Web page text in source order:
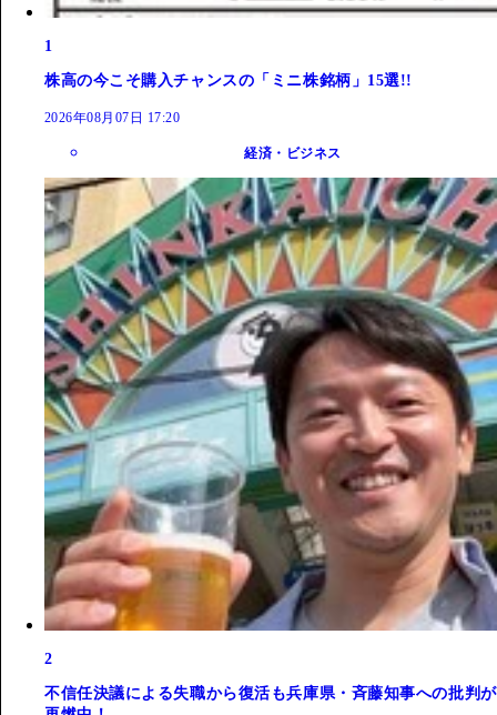
1
株高の今こそ購入チャンスの「ミニ株銘柄」15選!!
2026年08月07日 17:20
経済・ビジネス
2
不信任決議による失職から復活も兵庫県・斉藤知事への批判が